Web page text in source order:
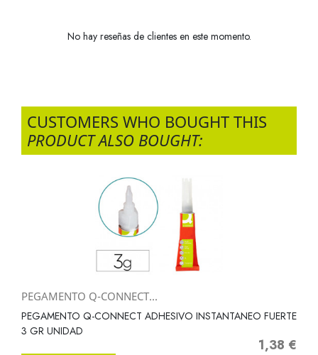
No hay reseñas de clientes en este momento.
CUSTOMERS WHO BOUGHT THIS
PRODUCT ALSO BOUGHT:
PEGAMENTO Q-CONNECT...
PEGAMENTO Q-CONNECT ADHESIVO INSTANTANEO FUERTE
3 GR UNIDAD
Precio
1,38 €